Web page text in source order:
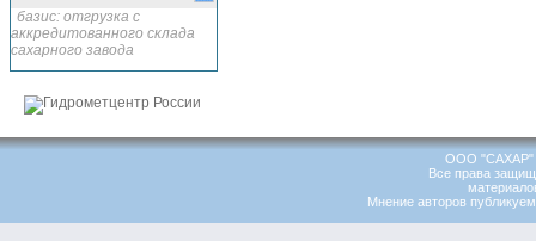
базис: отгрузка с
аккредитованного склада
сахарного завода
ООО "САХАР"
Все права
Мнение авторов